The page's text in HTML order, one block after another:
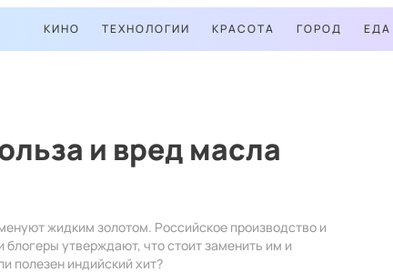
КИНО ТЕХНОЛОГИИ КРАСОТА ГОРОД ЕДА
и вред масла
жидким золотом. Российское производство и
блогеры утверждают, что стоит заменить им и
полезен индийский хит?